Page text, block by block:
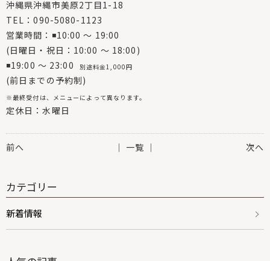
沖縄県沖縄市美原2丁目1-18
TEL：090-5080-1123
営業時間：◾10:00 〜 19:00
(日曜日・祝日：10:00 〜 18:00)
◾19:00 〜 23:00
別途料金1,000円
(前日までの予約制)
※最終受付は、メニューによって異なります。
定休日：水曜日
前へ 次へ
│ 一覧 │
カテゴリー
新着情報